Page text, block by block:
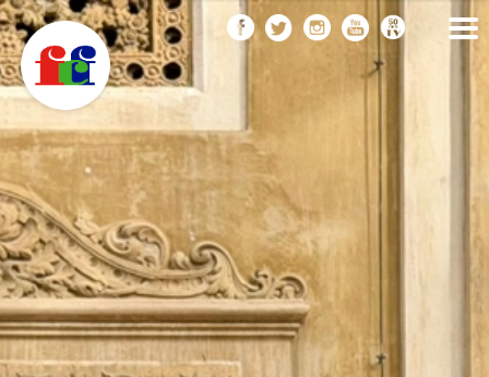
Vés
al
contingut
FEDERACIÓ CATALANA
DE FOTOGRAFIA
F
C